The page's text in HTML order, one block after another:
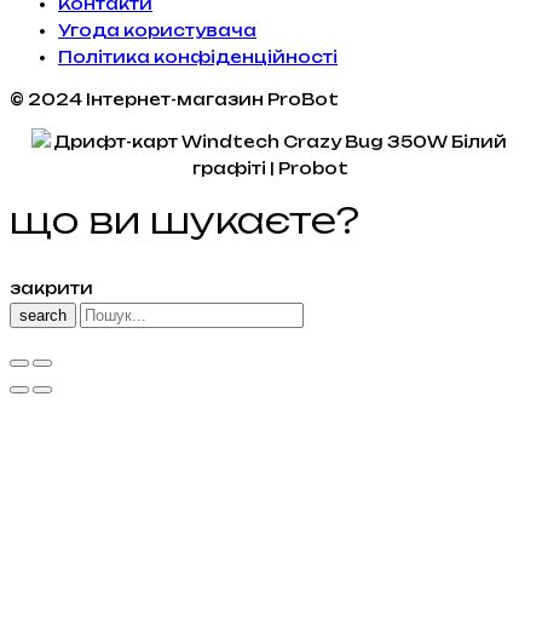
Угода користувача
Політика конфіденційності
© 2024 Інтернет-магазин ProBot
що ви шукаєте?
закрити
search